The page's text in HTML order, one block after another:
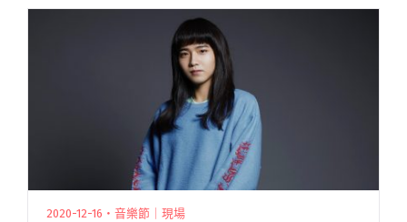
曲樂團血肉果汁機聯手站台，共同推動 202閱讀
全文 "黃少雍擔任評審團總召！「2024桃園鐵玫
瑰熱音賞」廣邀海內外音樂人報名中"
2020-12-16・音樂節｜現場